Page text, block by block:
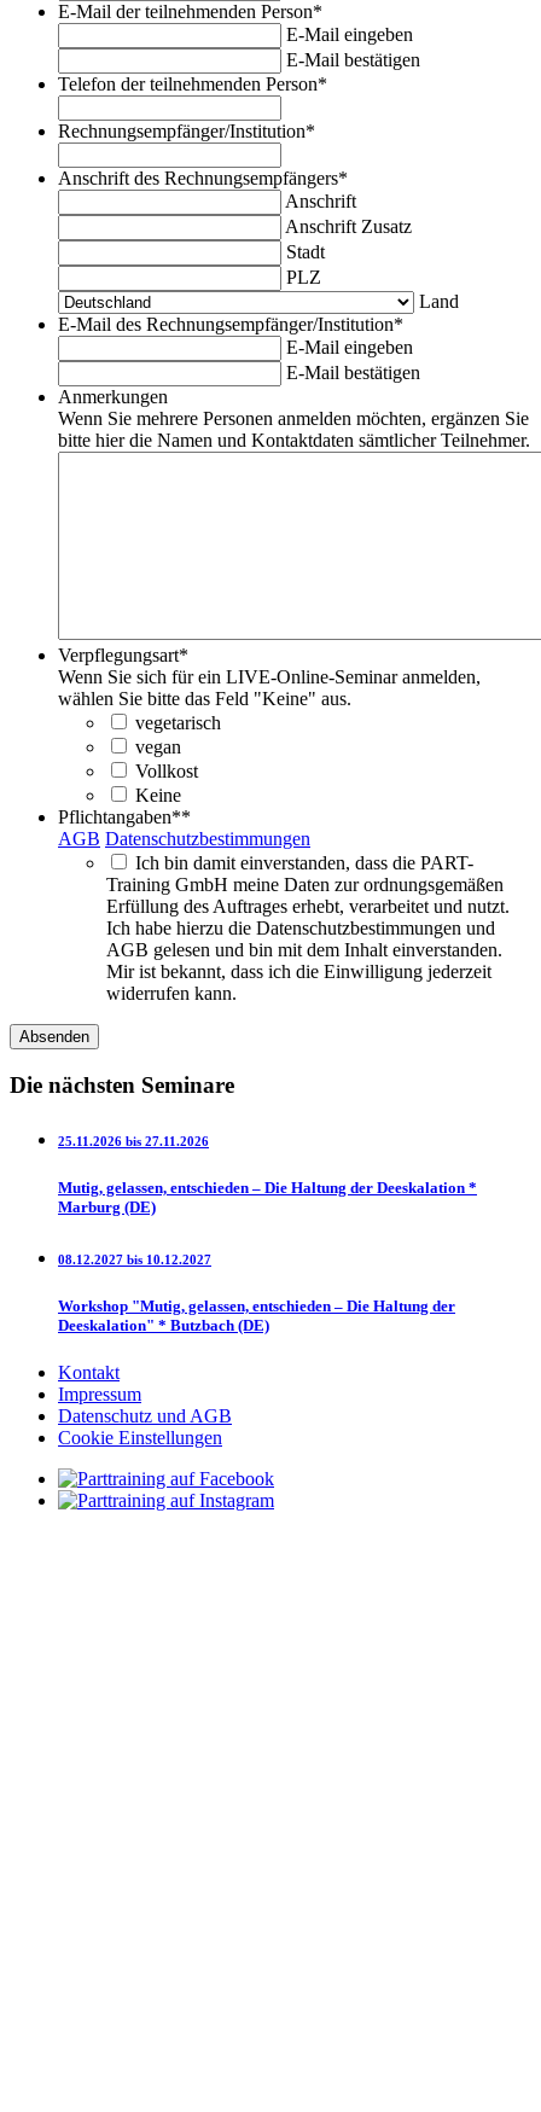
E-Mail der teilnehmenden Person*
E-Mail eingeben
E-Mail bestätigen
Telefon der teilnehmenden Person*
Rechnungsempfänger/Institution*
Anschrift des Rechnungsempfängers*
Anschrift
Anschrift Zusatz
Stadt
PLZ
Land
E-Mail des Rechnungsempfänger/Institution*
E-Mail eingeben
E-Mail bestätigen
Anmerkungen
Wenn Sie mehrere Personen anmelden möchten, ergänzen Sie
bitte hier die Namen und Kontaktdaten sämtlicher Teilnehmer.
Verpflegungsart*
Wenn Sie sich für ein LIVE-Online-Seminar anmelden,
wählen Sie bitte das Feld "Keine" aus.
vegetarisch
vegan
Vollkost
Keine
Pflichtangaben**
AGB Datenschutzbestimmungen
Ich bin damit einverstanden, dass die PART-
Training GmbH meine Daten zur ordnungsgemäßen
Erfüllung des Auftrages erhebt, verarbeitet und nutzt.
Ich habe hierzu die Datenschutzbestimmungen und
AGB gelesen und bin mit dem Inhalt einverstanden.
Mir ist bekannt, dass ich die Einwilligung jederzeit
widerrufen kann.
Die nächsten Seminare
25.11.2026 bis 27.11.2026
Mutig, gelassen, entschieden – Die Haltung der Deeskalation *
Marburg (DE)
08.12.2027 bis 10.12.2027
Workshop "Mutig, gelassen, entschieden – Die Haltung der
Deeskalation" * Butzbach (DE)
Kontakt
Impressum
Datenschutz und AGB
Cookie Einstellungen